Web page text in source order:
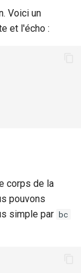
Voici un
et l'écho :
corps de la
pouvons
simple par bc